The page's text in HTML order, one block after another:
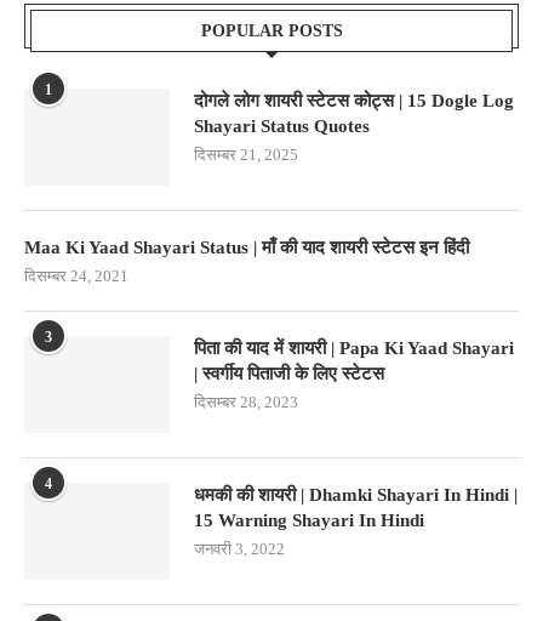
POPULAR POSTS
1
दोगले लोग शायरी स्टेटस कोट्स | 15 Dogle Log
Shayari Status Quotes
दिसम्बर 21, 2025
Maa Ki Yaad Shayari Status | माँ की याद शायरी स्टेटस इन हिंदी
दिसम्बर 24, 2021
3
पिता की याद में शायरी | Papa Ki Yaad Shayari
| स्वर्गीय पिताजी के लिए स्टेटस
दिसम्बर 28, 2023
4
धमकी की शायरी | Dhamki Shayari In Hindi |
15 Warning Shayari In Hindi
जनवरी 3, 2022